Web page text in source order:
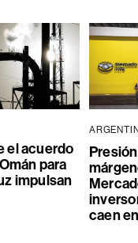
el acuerdo
para
impulsan
caen